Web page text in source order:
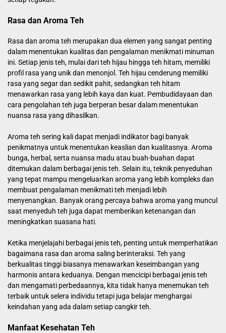
Rasa dan Aroma Teh
Rasa dan aroma teh merupakan dua elemen yang sangat penting
dalam menentukan kualitas dan pengalaman menikmati minuman
ini. Setiap jenis teh, mulai dari teh hijau hingga teh hitam, memiliki
profil rasa yang unik dan menonjol. Teh hijau cenderung memiliki
rasa yang segar dan sedikit pahit, sedangkan teh hitam
menawarkan rasa yang lebih kaya dan kuat. Pembudidayaan dan
cara pengolahan teh juga berperan besar dalam menentukan
nuansa rasa yang dihasilkan.
Aroma teh sering kali dapat menjadi indikator bagi banyak
penikmatnya untuk menentukan keaslian dan kualitasnya. Aroma
bunga, herbal, serta nuansa madu atau buah-buahan dapat
ditemukan dalam berbagai jenis teh. Selain itu, teknik penyeduhan
yang tepat mampu mengeluarkan aroma yang lebih kompleks dan
membuat pengalaman menikmati teh menjadi lebih
menyenangkan. Banyak orang percaya bahwa aroma yang muncul
saat menyeduh teh juga dapat memberikan ketenangan dan
meningkatkan suasana hati.
Ketika menjelajahi berbagai jenis teh, penting untuk memperhatikan
bagaimana rasa dan aroma saling berinteraksi. Teh yang
berkualitas tinggi biasanya menawarkan keseimbangan yang
harmonis antara keduanya. Dengan mencicipi berbagai jenis teh
dan mengamati perbedaannya, kita tidak hanya menemukan teh
terbaik untuk selera individu tetapi juga belajar menghargai
keindahan yang ada dalam setiap cangkir teh.
Manfaat Kesehatan Teh